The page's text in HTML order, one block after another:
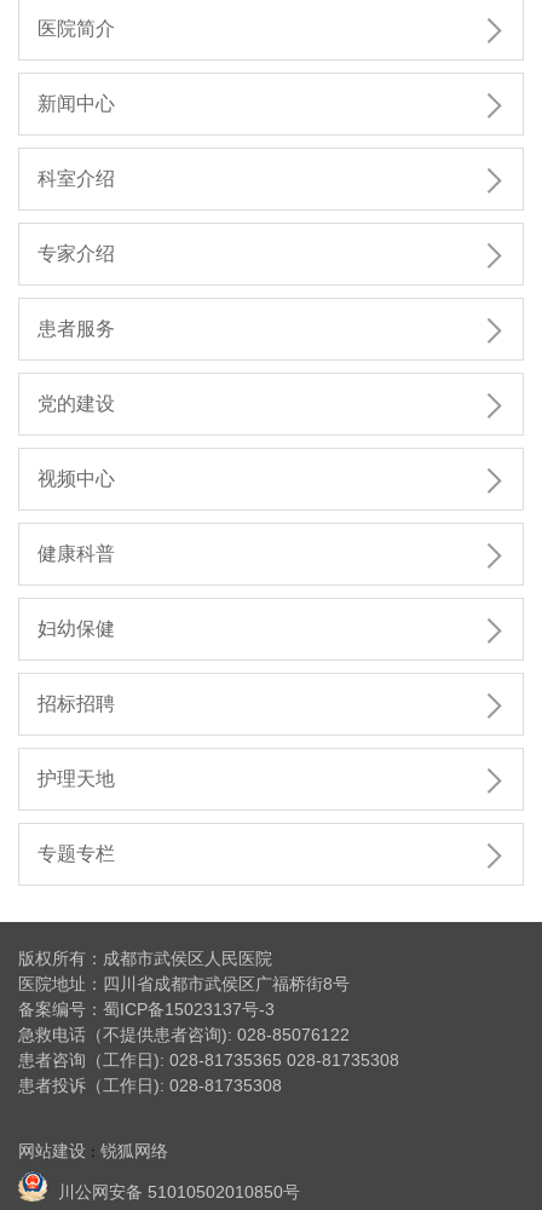
医院简介 
新闻中心 
科室介绍 
专家介绍 
患者服务 
党的建设 
视频中心 
健康科普 
妇幼保健 
招标招聘 
护理天地 
专题专栏 
版权所有：成都市武侯区人民医院
医院地址：四川省成都市武侯区广福桥街8号
备案编号： 蜀ICP备15023137号-3
急救电话（不提供患者咨询): 028-85076122
患者咨询（工作日): 028-81735365 028-81735308
患者投诉（工作日): 028-81735308
网站建设 ： 锐狐网络
川公网安备 51010502010850号